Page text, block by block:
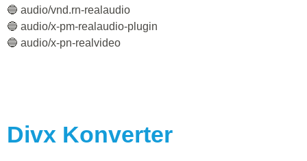
🔵 audio/vnd.rn-realaudio
🔵 audio/x-pm-realaudio-plugin
🔵 audio/x-pn-realvideo
Divx Konverter